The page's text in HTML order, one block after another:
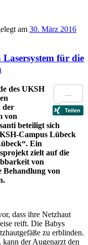
am 30. März 2016
für die
des UKSH
der
von
beteiligt sich
Campus Lübeck
Ein
zielt auf die
von
Behandlung von
dass ihre Netzhaut
reift. Die Babys
zu erblinden.
der Augenarzt den